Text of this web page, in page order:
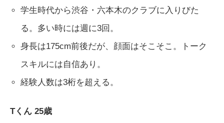
学生時代から渋谷・六本木のクラブに入りびた
る。多い時には週に3回。
身長は175cm前後だが、顔面はそこそこ。トーク
スキルには自信あり。
経験人数は3桁を超える。
Tくん 25歳